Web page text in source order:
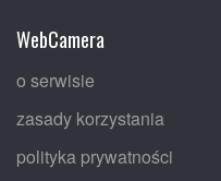
WebCamera
o serwisie
zasady korzystania
polityka prywatności